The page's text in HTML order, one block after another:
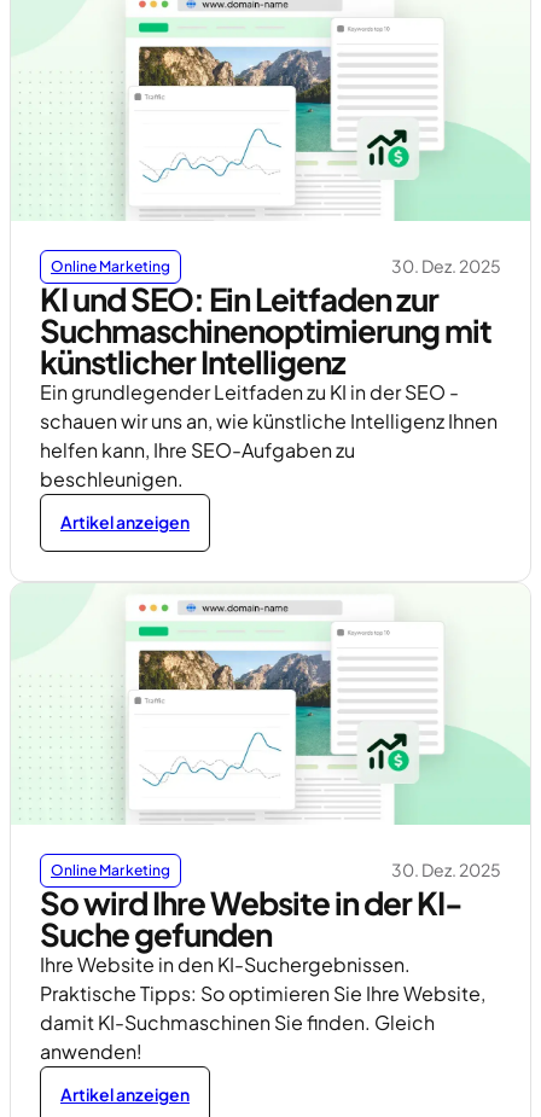
Online Marketing 30. Dez. 2025
KI und SEO: Ein Leitfaden zur
Suchmaschinenoptimierung mit
künstlicher Intelligenz
Ein grundlegender Leitfaden zu KI in der SEO -
schauen wir uns an, wie künstliche Intelligenz Ihnen
helfen kann, Ihre SEO-Aufgaben zu
beschleunigen.
Artikel anzeigen
Online Marketing 30. Dez. 2025
So wird Ihre Website in der KI-
Suche gefunden
Ihre Website in den KI-Suchergebnissen.
Praktische Tipps: So optimieren Sie Ihre Website,
damit KI-Suchmaschinen Sie finden. Gleich
anwenden!
Artikel anzeigen